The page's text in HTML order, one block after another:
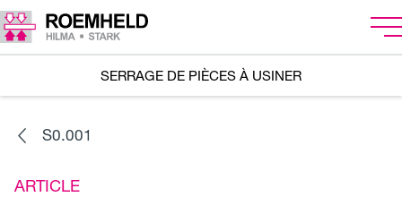
SERRAGE DE PIÈCES À USINER
S0.001
ARTICLE